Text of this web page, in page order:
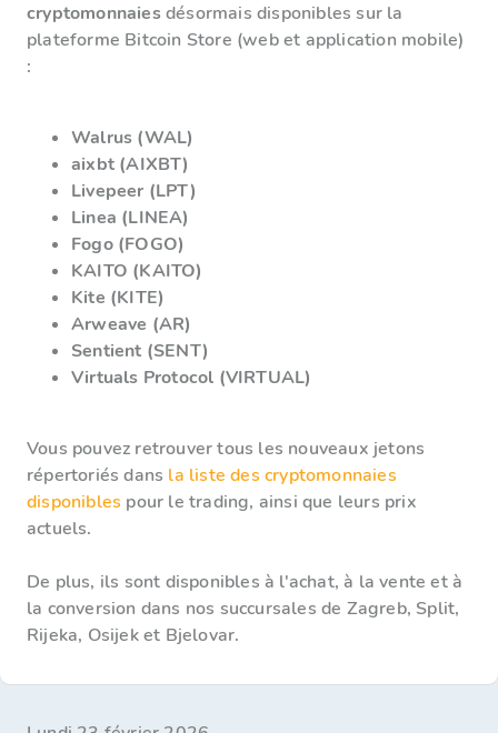
cryptomonnaiesdésormais disponibles sur la
plateforme Bitcoin Store (web et application mobile)
:
Walrus (WAL)
aixbt (AIXBT)
Livepeer (LPT)
Linea (LINEA)
Fogo (FOGO)
KAITO (KAITO)
Kite (KITE)
Arweave (AR)
Sentient (SENT)
Virtuals Protocol (VIRTUAL)
Vous pouvez retrouver tous les nouveaux jetons
répertoriés dans la liste des cryptomonnaies
disponibles pour le trading, ainsi que leurs prix
actuels.
De plus, ils sont disponibles à l'achat, à la vente et à
la conversion dans nos succursales de Zagreb, Split,
Rijeka, Osijek et Bjelovar.